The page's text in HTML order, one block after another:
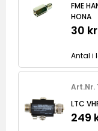
FME
HONA
30 kr
Antal i
Art.Nr.
LTC
249